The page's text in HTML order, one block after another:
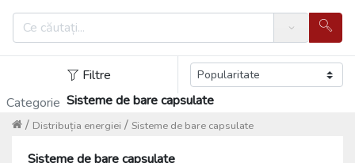
Search
Filtre
Categorie Sisteme de bare capsulate
Sisteme de bare capsulate
/
Distribuția energiei
/
Sisteme de bare capsulate